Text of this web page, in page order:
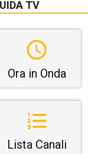
TV
Ora in Onda
Lista Canali